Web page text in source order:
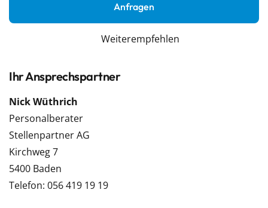
Anfragen
Weiterempfehlen
Ihr Ansprechspartner
Nick Wüthrich
Personalberater
Stellenpartner AG
Kirchweg 7
5400 Baden
Telefon: 056 419 19 19